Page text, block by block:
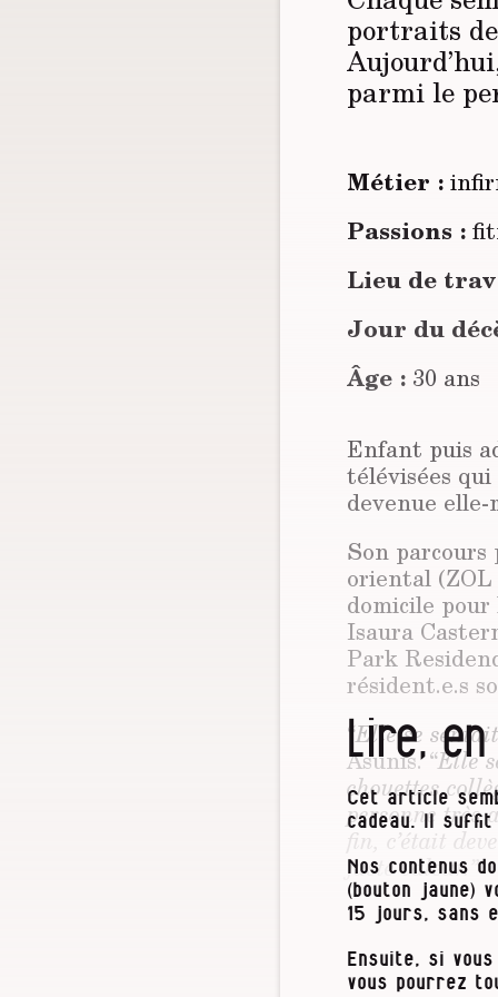
portraits de
parmi le
Métier :
Passions :
Lieu de
Jour du
Âge : 30 ans
Enfant puis
télévisées
devenue
Son parcours
oriental
domicile
Isaura
Park
résident.e.s
“Elle se
Asunis. “Elle
chouettes
personne très
fin, c’était
juste valeur.”
A plusieurs
Zutendaal,
Elle venait
Lire,
Cet article
cadeau. Il suffit
Nos contenus
(bouton jaune)
15 jours, sans
Ensuite, si
vous pourrez